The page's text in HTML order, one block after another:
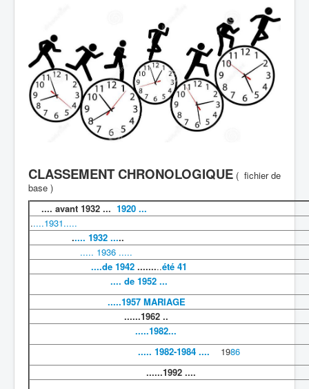
CLASSEMENT CHRONOLOGIQUE ( fichier de
base )
.... avant 1932 ... 1920 ...
.....1931.....
..... 1932 .....
..... 1936 .....
....de 1942 .........été 41
.... de 1952 ...
.....1957 MARIAGE
......1962 ..
.....1982...
..... 1982-1984 .... 1986
......1992 ....